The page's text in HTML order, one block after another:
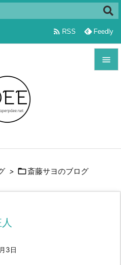

前へ

 RSS Feedly
> 斎藤サヨのブログ
3日